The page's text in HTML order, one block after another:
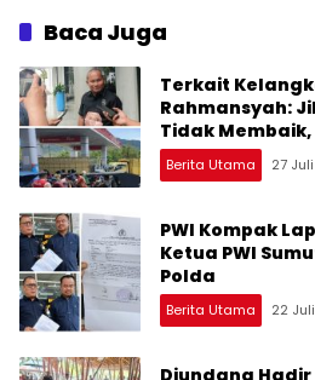
Baca Juga
Terkait
Rahmansyah:
Tidak Membaik,
Keluarkan
Berita Utama 27
PWI Kompak
Ketua PWI
Polda
Berita Utama 22
Diundang